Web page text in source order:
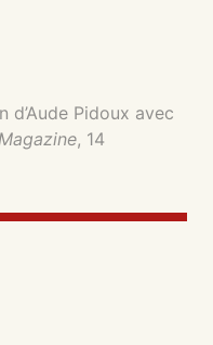
d’Aude Pidoux avec
, 14